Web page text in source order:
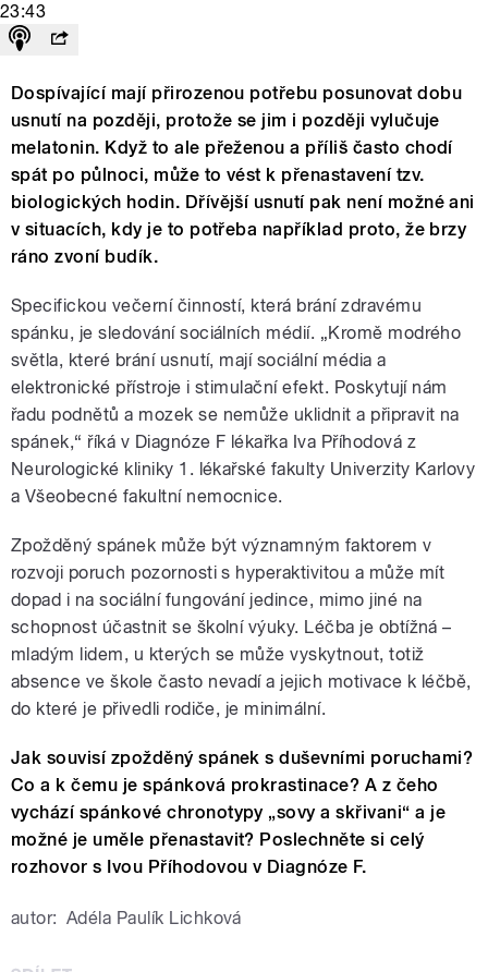
23:43
Dospívající mají přirozenou potřebu posunovat dobu
usnutí na později, protože se jim i později vylučuje
melatonin. Když to ale přeženou a příliš často chodí
spát po půlnoci, může to vést k přenastavení tzv.
biologických hodin. Dřívější usnutí pak není možné ani
v situacích, kdy je to potřeba například proto, že brzy
ráno zvoní budík.
Specifickou večerní činností, která brání zdravému
spánku, je sledování sociálních médií. „Kromě modrého
světla, které brání usnutí, mají sociální média a
elektronické přístroje i stimulační efekt. Poskytují nám
řadu podnětů a mozek se nemůže uklidnit a připravit na
spánek,“ říká v Diagnóze F lékařka Iva Příhodová z
Neurologické kliniky 1. lékařské fakulty Univerzity Karlovy
a Všeobecné fakultní nemocnice.
Zpožděný spánek může být významným faktorem v
rozvoji poruch pozornosti s hyperaktivitou a může mít
dopad i na sociální fungování jedince, mimo jiné na
schopnost účastnit se školní výuky. Léčba je obtížná –
mladým lidem, u kterých se může vyskytnout, totiž
absence ve škole často nevadí a jejich motivace k léčbě,
do které je přivedli rodiče, je minimální.
Jak souvisí zpožděný spánek s duševními poruchami?
Co a k čemu je spánková prokrastinace? A z čeho
vychází spánkové chronotypy „sovy a skřivani“ a je
možné je uměle přenastavit? Poslechněte si celý
rozhovor s Ivou Příhodovou v Diagnóze F.
autor: Adéla Paulík Lichková